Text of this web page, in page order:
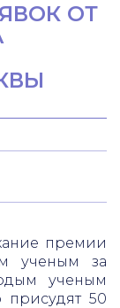
ОТ
премии
ученым за
ученым
присудят 50